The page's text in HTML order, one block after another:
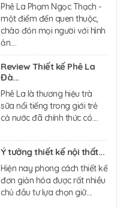
Phê La Phạm Ngọc Thạch -
một điểm đến quen thuộc,
chào đón mọi người với hình
ản....
Review Thiết kế Phê La
Đà...
Phê La là thương hiệu trà
sữa nổi tiếng trong giới trẻ
cả nước đã chính thức có....
Ý tưởng thiết kế nội thất...
Hiện nay phong cách thiết kế
đơn giản hóa được rất nhiều
chủ đầu tư lựa chọn giữ....